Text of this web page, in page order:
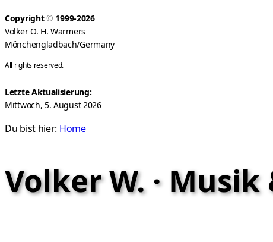
Copyright© 1999-2026
Volker O. H. Warmers
Mönchengladbach/Germany
All rights reserved.
Letzte Aktualisierung:
Mittwoch, 5. August 2026
Du bist hier: Home
Volker W. · Musik